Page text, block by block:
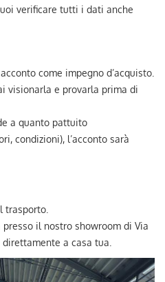
verificare tutti i dati anche
come impegno d’acquisto.
visionarla e provarla prima di
a quanto pattuito
condizioni), l’acconto sarà
trasporto.
presso il nostro showroom di Via
direttamente a casa tua.